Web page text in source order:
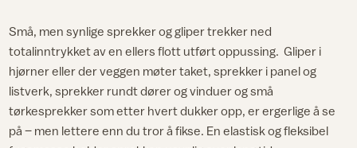
Små, men synlige sprekker og gliper trekker ned
totalinntrykket av en ellers flott utført oppussing. Gliper i
hjørner eller der veggen møter taket, sprekker i panel og
listverk, sprekker rundt dører og vinduer og små
tørkesprekker som etter hvert dukker opp, er ergerlige å se
på – men lettere enn du tror å fikse. En elastisk og fleksibel